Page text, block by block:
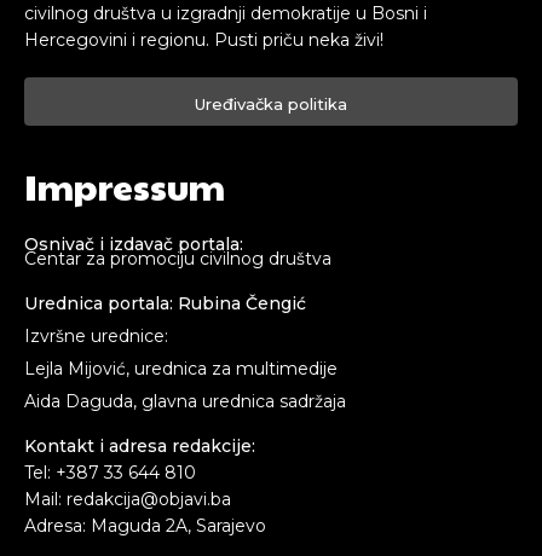
civilnog društva u izgradnji demokratije u Bosni i
Hercegovini i regionu. Pusti priču neka živi!
Uređivačka politika
Impressum
Osnivač i izdavač portala:
Centar za promociju civilnog društva
Urednica portala: Rubina Čengić
Izvršne urednice:
Lejla Mijović, urednica za multimedije
Aida Daguda, glavna urednica sadržaja
Kontakt i adresa redakcije:
Tel: +387 33 644 810
Mail: redakcija@objavi.ba
Adresa: Maguda 2A, Sarajevo